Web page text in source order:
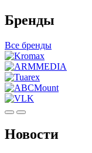
Бренды
Все бренды
Новости